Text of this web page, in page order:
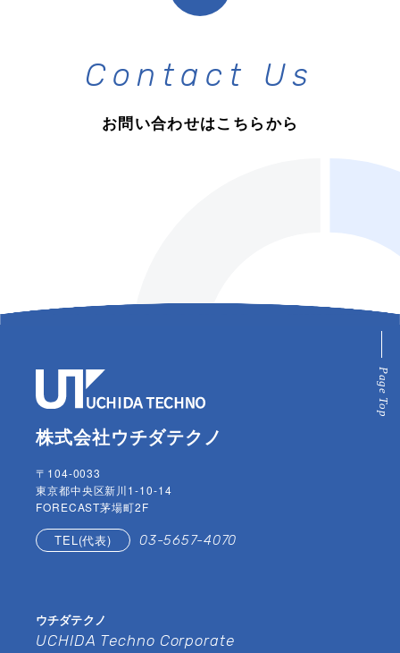
Co n ta c t Us
お問い合わせはこ ち らから
株式会社ウチダテクノ
〒104-0033
東京都中央区新川1-10-14
FORECAST茅場町2F
TEL(代表) 03-5657-4070
ウチダテクノ
UCHIDA Techno Corporate